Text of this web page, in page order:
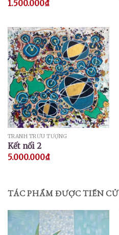
1.500.000₫
TRANH TRỪU TƯỢNG
Kết nối 2
5.000.000₫
TÁC PHẨM ĐƯỢC TIẾN CỬ